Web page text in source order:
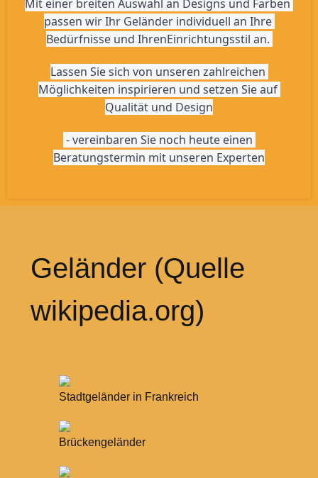
Mit einer breiten Auswahl an Designs und Farben
passen wir Ihr Geländer individuell an Ihre
Bedürfnisse und IhrenEinrichtungsstil an.
Lassen Sie sich von unseren zahlreichen
Möglichkeiten inspirieren und setzen Sie auf
Qualität und Design
Beratungstermin mit unseren Experten
Geländer (Quelle
wikipedia.org)
Stadtgeländer in Frankreich
Brückengeländer